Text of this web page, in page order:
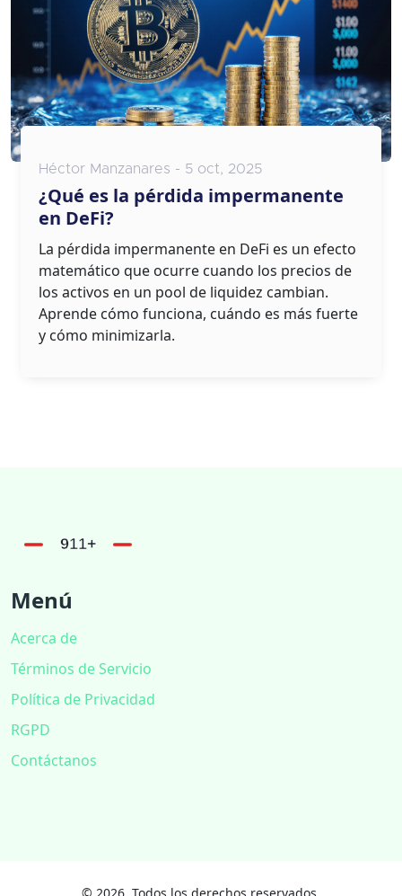
Héctor Manzanares - 5 oct, 2025
¿Qué es la pérdida impermanente
en DeFi?
La pérdida impermanente en DeFi es un efecto
matemático que ocurre cuando los precios de
los activos en un pool de liquidez cambian.
Aprende cómo funciona, cuándo es más fuerte
y cómo minimizarla.
Menú
Acerca de
Términos de Servicio
Política de Privacidad
RGPD
Contáctanos
© 2026. Todos los derechos reservados.